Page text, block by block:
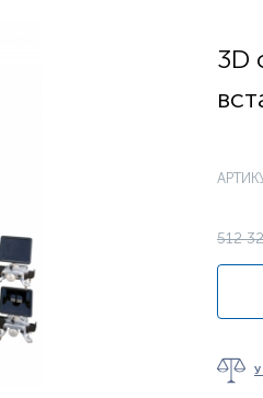
3D
512